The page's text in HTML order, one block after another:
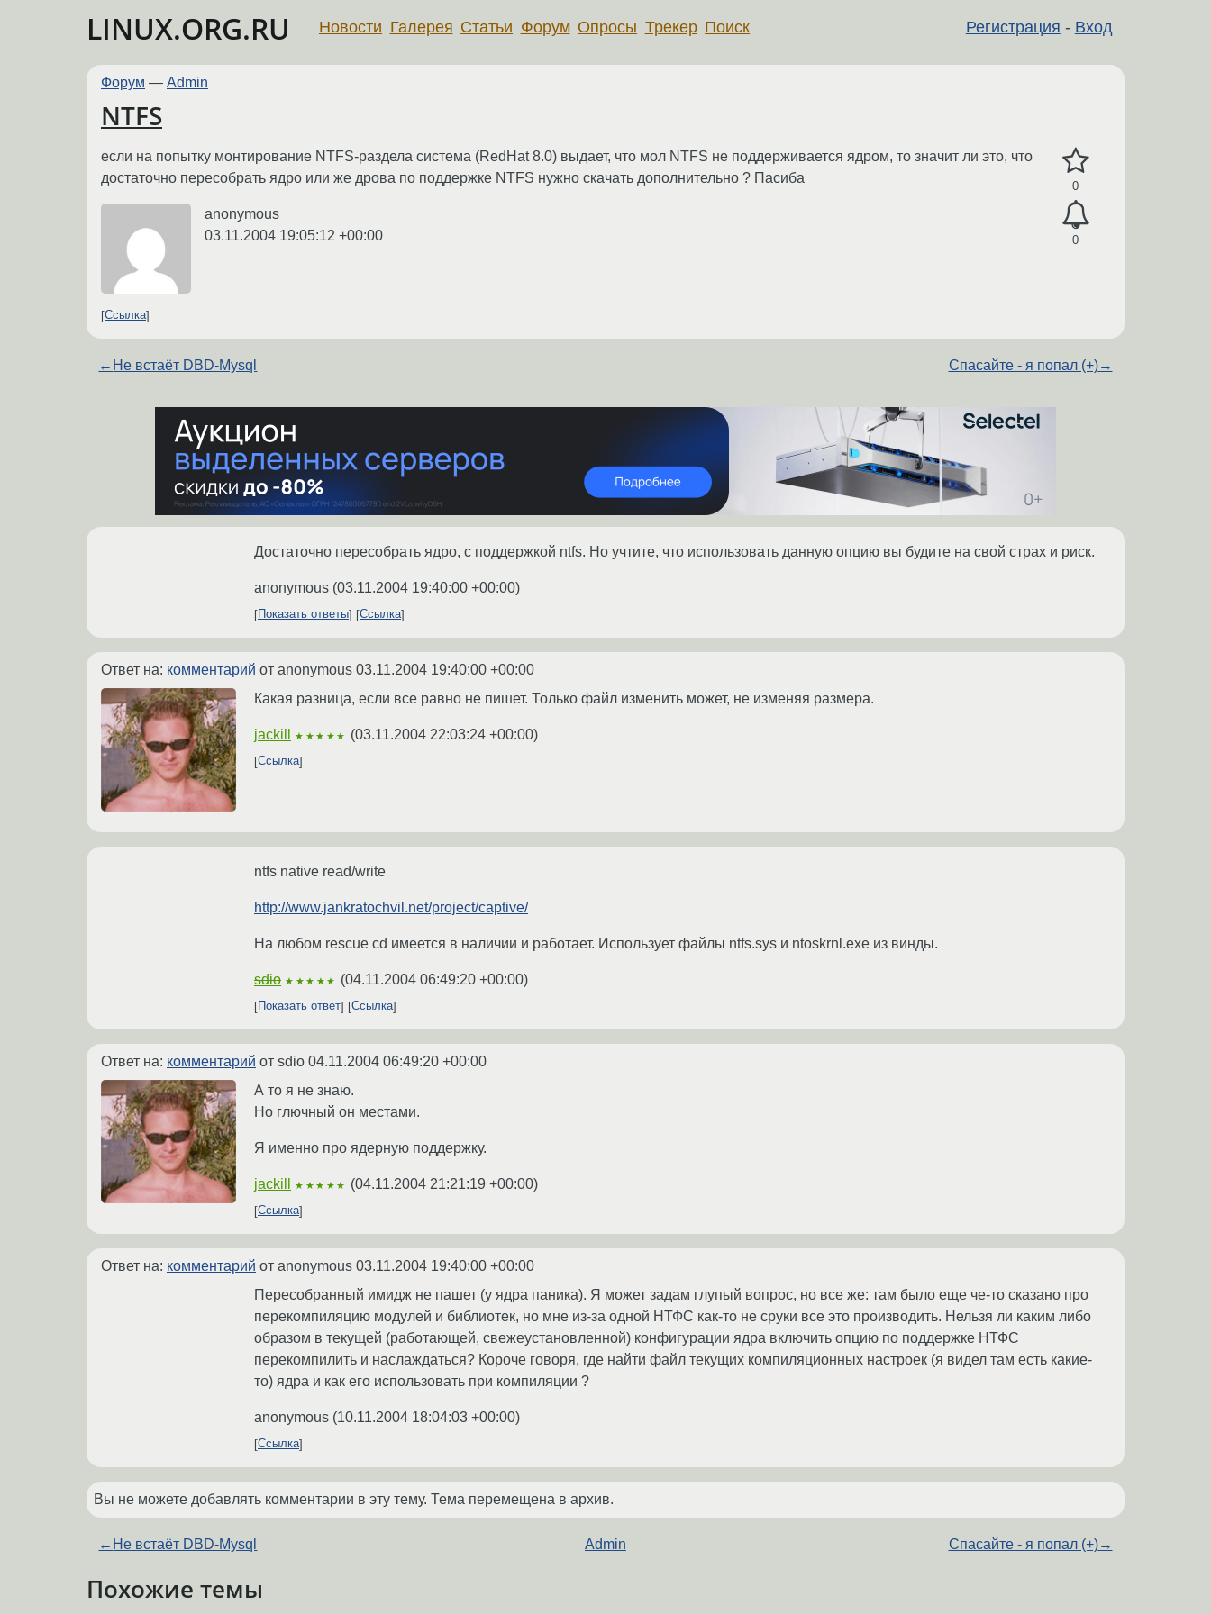
LINUX.ORG.RU Регистрация - Вход
Новости Галерея Статьи Форум Опросы Трекер Поиск
Форум — Admin
NTFS
0
0
если на попытку монтирование NTFS-раздела система (RedHat 8.0) выдает, что мол NTFS не поддерживается ядром, то значит ли это, что
достаточно пересобрать ядро или же дрова по поддержке NTFS нужно скачать дополнительно ? Пасиба
anonymous
03.11.2004 19:05:12 +00:00
Ссылка
← Не встаёт DBD-Mysql Спасайте - я попал (+)→
Достаточно пересобрать ядро, с поддержкой ntfs. Но учтите, что использовать данную опцию вы будите на свой страх и риск.
anonymous (03.11.2004 19:40:00 +00:00)
Показать ответы Ссылка
Ответ на: комментарий от anonymous 03.11.2004 19:40:00 +00:00
Какая разница, если все равно не пишет. Только файл изменить может, не изменяя размера.
jackill ★★★★★ (03.11.2004 22:03:24 +00:00)
Ссылка
ntfs native read/write
http://www.jankratochvil.net/project/captive/
На любом rescue cd имеется в наличии и работает. Использует файлы ntfs.sys и ntoskrnl.exe из винды.
sdio ★★★★★ (04.11.2004 06:49:20 +00:00)
Показать ответ Ссылка
Ответ на: комментарий от sdio 04.11.2004 06:49:20 +00:00
А то я не знаю.
Но глючный он местами.
Я именно про ядерную поддержку.
jackill ★★★★★ (04.11.2004 21:21:19 +00:00)
Ссылка
Ответ на: комментарий от anonymous 03.11.2004 19:40:00 +00:00
Пересобранный имидж не пашет (у ядра паника). Я может задам глупый вопрос, но все же: там было еще че-то сказано про
перекомпиляцию модулей и библиотек, но мне из-за одной НТФС как-то не сруки все это производить. Нельзя ли каким либо
образом в текущей (работающей, свежеустановленной) конфигурации ядра включить опцию по поддержке НТФС
перекомпилить и наслаждаться? Короче говоря, где найти файл текущих компиляционных настроек (я видел там есть какие-
то) ядра и как его использовать при компиляции ?
anonymous (10.11.2004 18:04:03 +00:00)
Ссылка
Вы не можете добавлять комментарии в эту тему. Тема перемещена в архив.
← Не встаёт DBD-Mysql Admin Спасайте - я попал (+)→
Похожие темы